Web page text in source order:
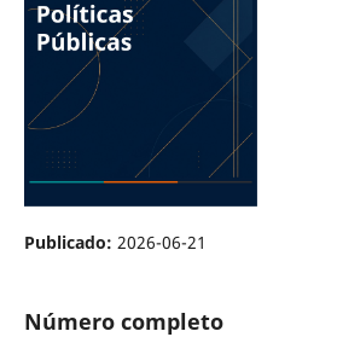
Publicado: 2026-06-21
Número completo